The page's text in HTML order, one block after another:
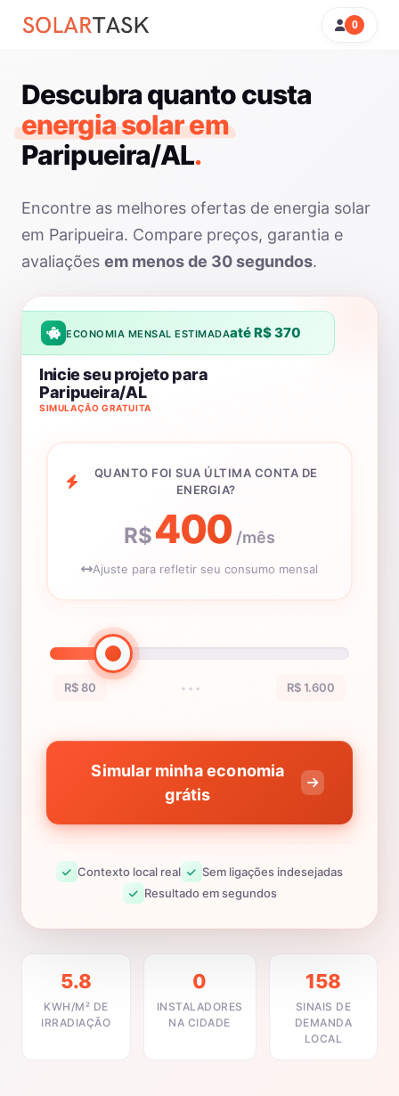
0
Descubra quanto custa
energia solar em
Paripueira/AL.
Encontre as melhores ofertas de energia solar
em Paripueira. Compare preços, garantia e
avaliações em menos de 30 segundos.
ECONOMIA MENSAL ESTIMADAaté R$ 370
SIMULAÇÃO GRATUITA
Inicie seu projeto para
Paripueira/AL
QUANTO FOI SUA ÚLTIMA CONTA DE
ENERGIA?
R$400 /mês
Ajuste para refletir seu consumo mensal
R$ 80 ••• R$ 1.600
Simular minha economia
grátis
Contexto local real
Sem ligações indesejadas
Resultado em segundos
5.8
KWH/M² DE
IRRADIAÇÃO
0
INSTALADORES
NA CIDADE
158
SINAIS DE
DEMANDA
LOCAL